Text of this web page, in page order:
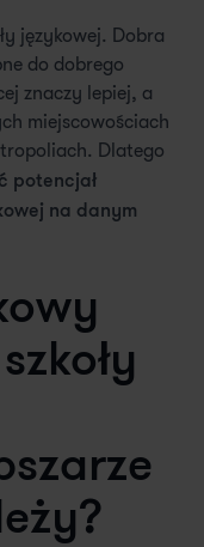
językowej. Dobra
do dobrego
znaczy lepiej, a
miejscowościach
Dlatego
potencjał
na danym